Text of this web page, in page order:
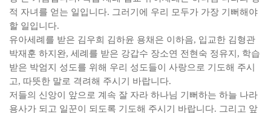
적 자녀를 얻는 일입니다. 그러기에 우리 모두가 가장 기뻐해야
할 일입니다.
유아세례를 받은 김우희 김하윤 용채은 이하음, 입교한 김형관
박재훈 하지완, 세례를 받은 강갑수 장소연 전현숙 정유지 , 학습
받은 박엄지 성도를 위해 우리 성도들이 사랑으로 기도해 주시
고, 따뜻한 말로 격려해 주시기 바랍니다.
저들의 신앙이 앞으로 계속 잘 자라 하나님 기뻐하는 하늘 나라
용사가 되고 일꾼이 되도록 기도해 주시기 바랍니다. 그리고 앞